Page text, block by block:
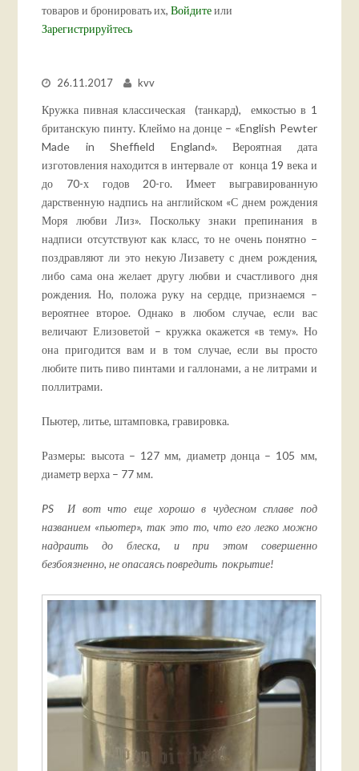
товаров и бронировать их,Войдитеили
Зарегистрируйтесь
26.11.2017 kvv
Кружка пивная классическая (танкард), емкостью в 1
британскую пинту. Клеймо на донце – «English Pewter
Made in Sheffield England». Вероятная дата
изготовления находится в интервале от конца 19 века и
до 70-х годов 20-го. Имеет выгравированную
дарственную надпись на английском «С днем рождения
Моря любви Лиз». Поскольку знаки препинания в
надписи отсутствуют как класс, то не очень понятно –
поздравляют ли это некую Лизавету с днем рождения,
либо сама она желает другу любви и счастливого дня
рождения. Но, положа руку на сердце, признаемся –
вероятнее второе. Однако в любом случае, если вас
величают Елизоветой – кружка окажется «в тему». Но
она пригодится вам и в том случае, если вы просто
любите пить пиво пинтами и галлонами, а не литрами и
поллитрами.
Пьютер, литье, штамповка, гравировка.
Размеры: высота – 127 мм, диаметр донца – 105 мм,
диаметр верха – 77 мм.
PS И вот что еще хорошо в чудесном сплаве под
названием «пьютер», так это то, что его легко можно
надраить до блеска, и при этом совершенно
безбоязненно, не опасаясь повредить покрытие!